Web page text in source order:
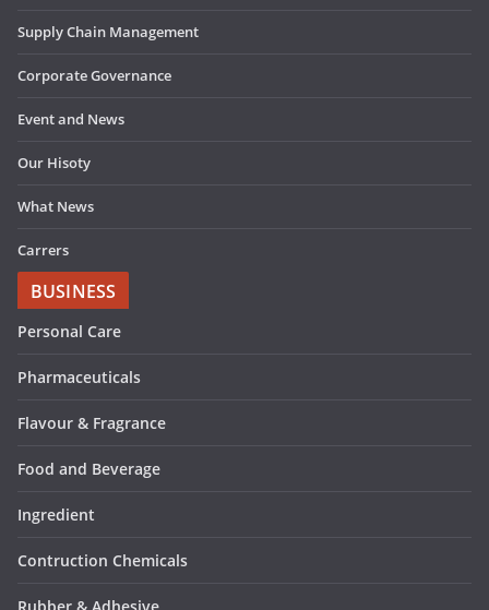
Supply Chain Management
Corporate Governance
Event and News
Our Hisoty
What News
Carrers
BUSINESS
Personal Care
Pharmaceuticals
Flavour & Fragrance
Food and Beverage
Ingredient
Contruction Chemicals